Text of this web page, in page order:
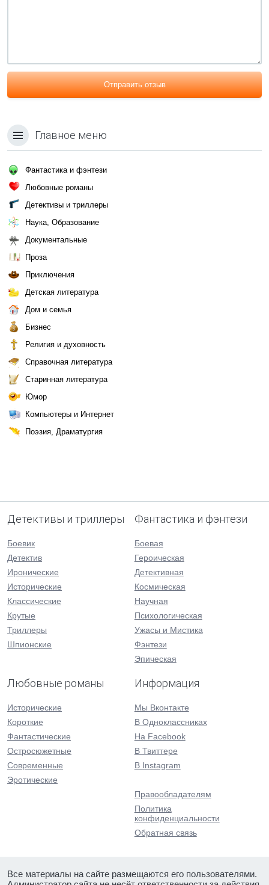
Отправить отзыв
Главное меню
Фантастика и фэнтези
Любовные романы
Детективы и триллеры
Наука, Образование
Документальные
Проза
Приключения
Детская литература
Дом и семья
Бизнес
Религия и духовность
Справочная литература
Старинная литература
Юмор
Компьютеры и Интернет
Поэзия, Драматургия
Детективы и триллеры
Боевик
Детектив
Иронические
Исторические
Классические
Крутые
Триллеры
Шпионские
Фантастика и фэнтези
Боевая
Героическая
Детективная
Космическая
Научная
Психологическая
Ужасы и Мистика
Фэнтези
Эпическая
Любовные романы
Исторические
Короткие
Фантастические
Остросюжетные
Современные
Эротические
Информация
Мы Вконтакте
В Одноклассниках
На Facebook
В Твиттере
В Instagram
Правообладателям
Политика
конфиденциальности
Обратная связь
Все материалы на сайте размещаются его пользователями.